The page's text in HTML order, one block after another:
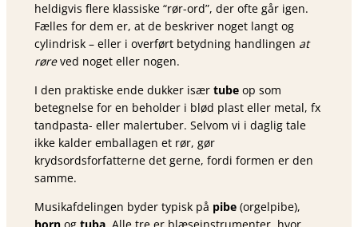
heldigvis flere klassiske “rør-ord”, der ofte går igen.
Fælles for dem er, at de beskriver noget langt og
cylindrisk – eller i overført betydning handlingen at
røreved noget eller nogen.
I den praktiske ende dukker især tube op som
betegnelse for en beholder i blød plast eller metal, fx
tandpasta- eller malertuber. Selvom vi i daglig tale
ikke kalder emballagen et rør, gør
krydsordsforfatterne det gerne, fordi formen er den
samme.
Musikafdelingen byder typisk på pibe (orgelpibe),